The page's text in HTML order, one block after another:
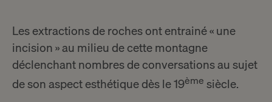
Les extractions de roches ont entrainé « une
incision » au milieu de cette montagne
déclenchant nombres de conversations au sujet
de son aspect esthétique dès le 19ème siècle.